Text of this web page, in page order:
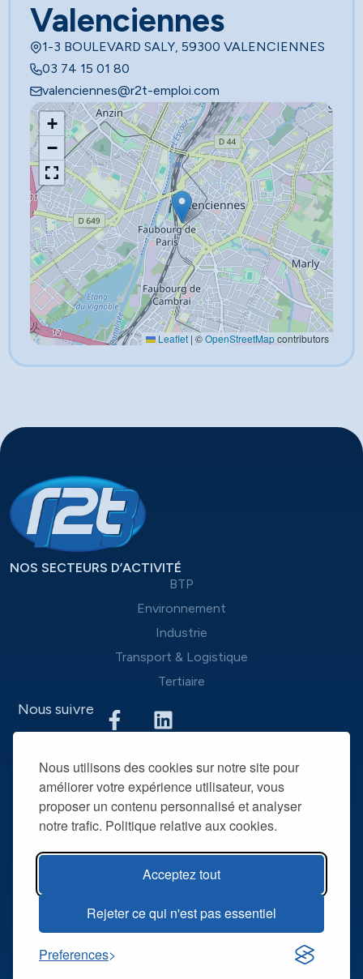
Nous utilisons des cookies sur notre site pour
améliorer votre expérience utilisateur, vous
proposer un contenu personnalisé et analyser
notre trafic. Politique relative aux cookies.
Acceptez tout
Rejeter ce qui n'est pas essentiel
Preferences
Valenciennes
1-3 BOULEVARD SALY, 59300 VALENCIENNES
03 74 15 01 80
valenciennes@r2t-emploi.com
+
−
Leaflet | ©OpenStreetMapcontributors
NOS SECTEURS D’ACTIVITÉ
BTP
Environnement
Industrie
Transport & Logistique
Tertiaire
Nous suivre
accompagnons une équipe d’experts du recrutement et
des outils performants, afin de mieux répondre à leurs
spécificités et leurs attentes. La mise à disposition de
collaborateurs intérimaires qualifiés permet de devenir leur
partenaire RH privilégié dans la durée.
@ R2T 2025
Politique de confidentialité